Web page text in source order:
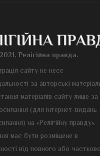
Релігійна правда.
сайту не несе
за авторські
матеріалів сайту лише за
(для інтернет-видань
на «Релігійну правду».
має бути розміщене в
від повного або